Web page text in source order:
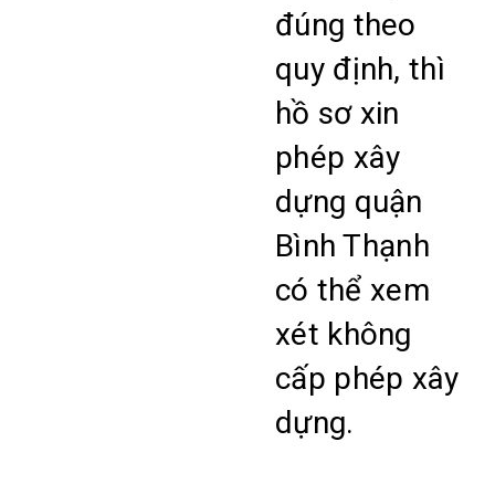
đúng theo
quy định, thì
hồ sơ xin
phép xây
dựng quận
Bình Thạnh
có thể xem
xét không
cấp phép xây
dựng.